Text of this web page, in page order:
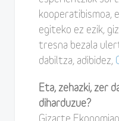
kooperatibismoa,
egiteko ez ezik,
tresna bezala
dabiltza, adibidez,
Eta, zehazki, zer
diharduzue?